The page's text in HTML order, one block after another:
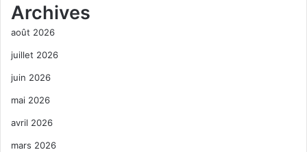
Archives
août 2026
juillet 2026
juin 2026
mai 2026
avril 2026
mars 2026